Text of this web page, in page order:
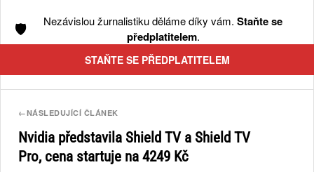
🛡️ Nezávislou žurnalistiku děláme díky vám. Staňte se
předplatitelem.
STAŇTE SE PŘEDPLATITELEM
←NÁSLEDUJÍCÍ ČLÁNEK
Nvidia představila Shield TV a Shield TV
Pro, cena startuje na 4249 Kč